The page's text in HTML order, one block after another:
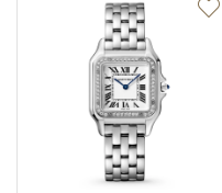
Kalibr strojku